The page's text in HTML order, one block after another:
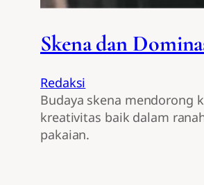
Skena dan
Redaksi
Budaya skena mendorong
kreativitas baik dalam
pakaian.